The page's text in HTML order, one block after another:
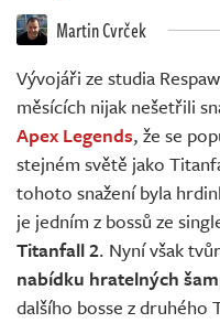
Martin Cvrček
Vývojáři ze studia
měsících nijak nešetřili
Apex Legends, že se
stejném světě jako
tohoto snažení byla
je jedním z bossů ze
Titanfall 2. Nyní však
nabídku hratelných
dalšího bosse z druhého